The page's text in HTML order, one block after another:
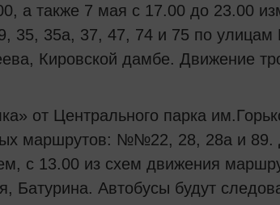
а также 7 мая с 17.00 до 23.00
35а, 37, 47, 74 и 75 по улицам
Кировской дамбе. Движение
от Центрального парка
маршрутов: №№22, 28, 28а и 89.
с 13.00 из схем движения
Батурина. Автобусы будут